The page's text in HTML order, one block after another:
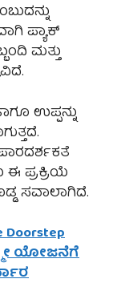
ಪ್ಯಾಕ್
ಮತ್ತು
ಉಪ್ಪನ್ನು
ಈ ಪ್ರಕ್ರಿಯೆ
ಸವಾಲಾಗಿದೆ.
Doorstep
ಯೋಜನೆಗೆ